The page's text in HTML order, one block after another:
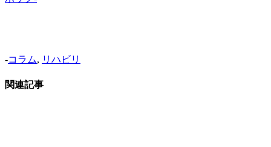
-コラム, リハビリ
関連記事